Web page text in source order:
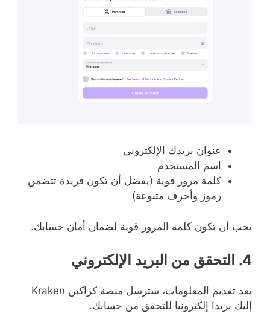
عنوان بريدك الإلكتروني
اسم المستخدم
كلمة مرور قوية (يفضل أن تكون فريدة تتضمن
رموز وأحرف متنوعة)
يجب أن تكون كلمة المرور قوية لضمان أمان حسابك.
4. التحقق من البريد الإلكتروني
بعد تقديم المعلومات، سترسل منصة كراكين Kraken
إليك بريدا إلكترونيا للتحقق من حسابك.